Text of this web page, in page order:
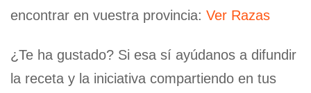
encontrar en vuestra provincia: Ver Razas
¿Te ha gustado? Si esa sí ayúdanos a difundir
la receta y la iniciativa compartiendo en tus